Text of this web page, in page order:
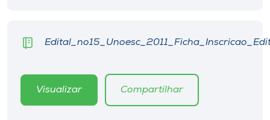
Visualizar Compartilhar